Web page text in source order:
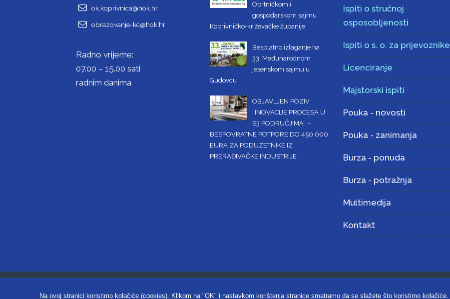
Na ovoj stranici koristimo kolačiće (cookies). Klikom na "OK" i nastavkom korištenja stranice smatramo da se slažete što koristimo kolačiće.
ok.koprivnica@hok.hr
obrazovanje-kc@hok.hr
Radno vrijeme:
07.00 – 15.00 sati
radnim danima
Obrtničkom i
gospodarskom sajmu
Koprivničko-križevačke županije
Besplatno izlaganje na
33. Međunarodnom
jesenskom sajmu u
Gudovcu
OBJAVLJEN POZIV
„INOVACIJE PROCESA U
S3 PODRUČJIMA“ –
BESPOVRATNE POTPORE DO 450.000
EURA ZA PODUZETNIKE IZ
PRERAĐIVAČKE INDUSTRIJE
Ispiti o stručnoj
osposobljenosti
Ispiti o s. o. za prijevoznike
Licenciranje
Majstorski ispiti
Pouka - novosti
Pouka - zanimanja
Burza - ponuda
Burza - potražnja
Multimedija
Kontakt